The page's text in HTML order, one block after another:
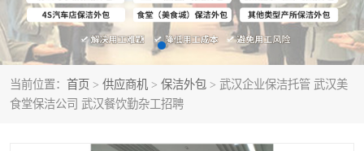
当前位置： 首页 > 供应商机 > 保洁外包 > 武汉企业保洁托管 武汉美
食堂保洁公司 武汉餐饮勤杂工招聘